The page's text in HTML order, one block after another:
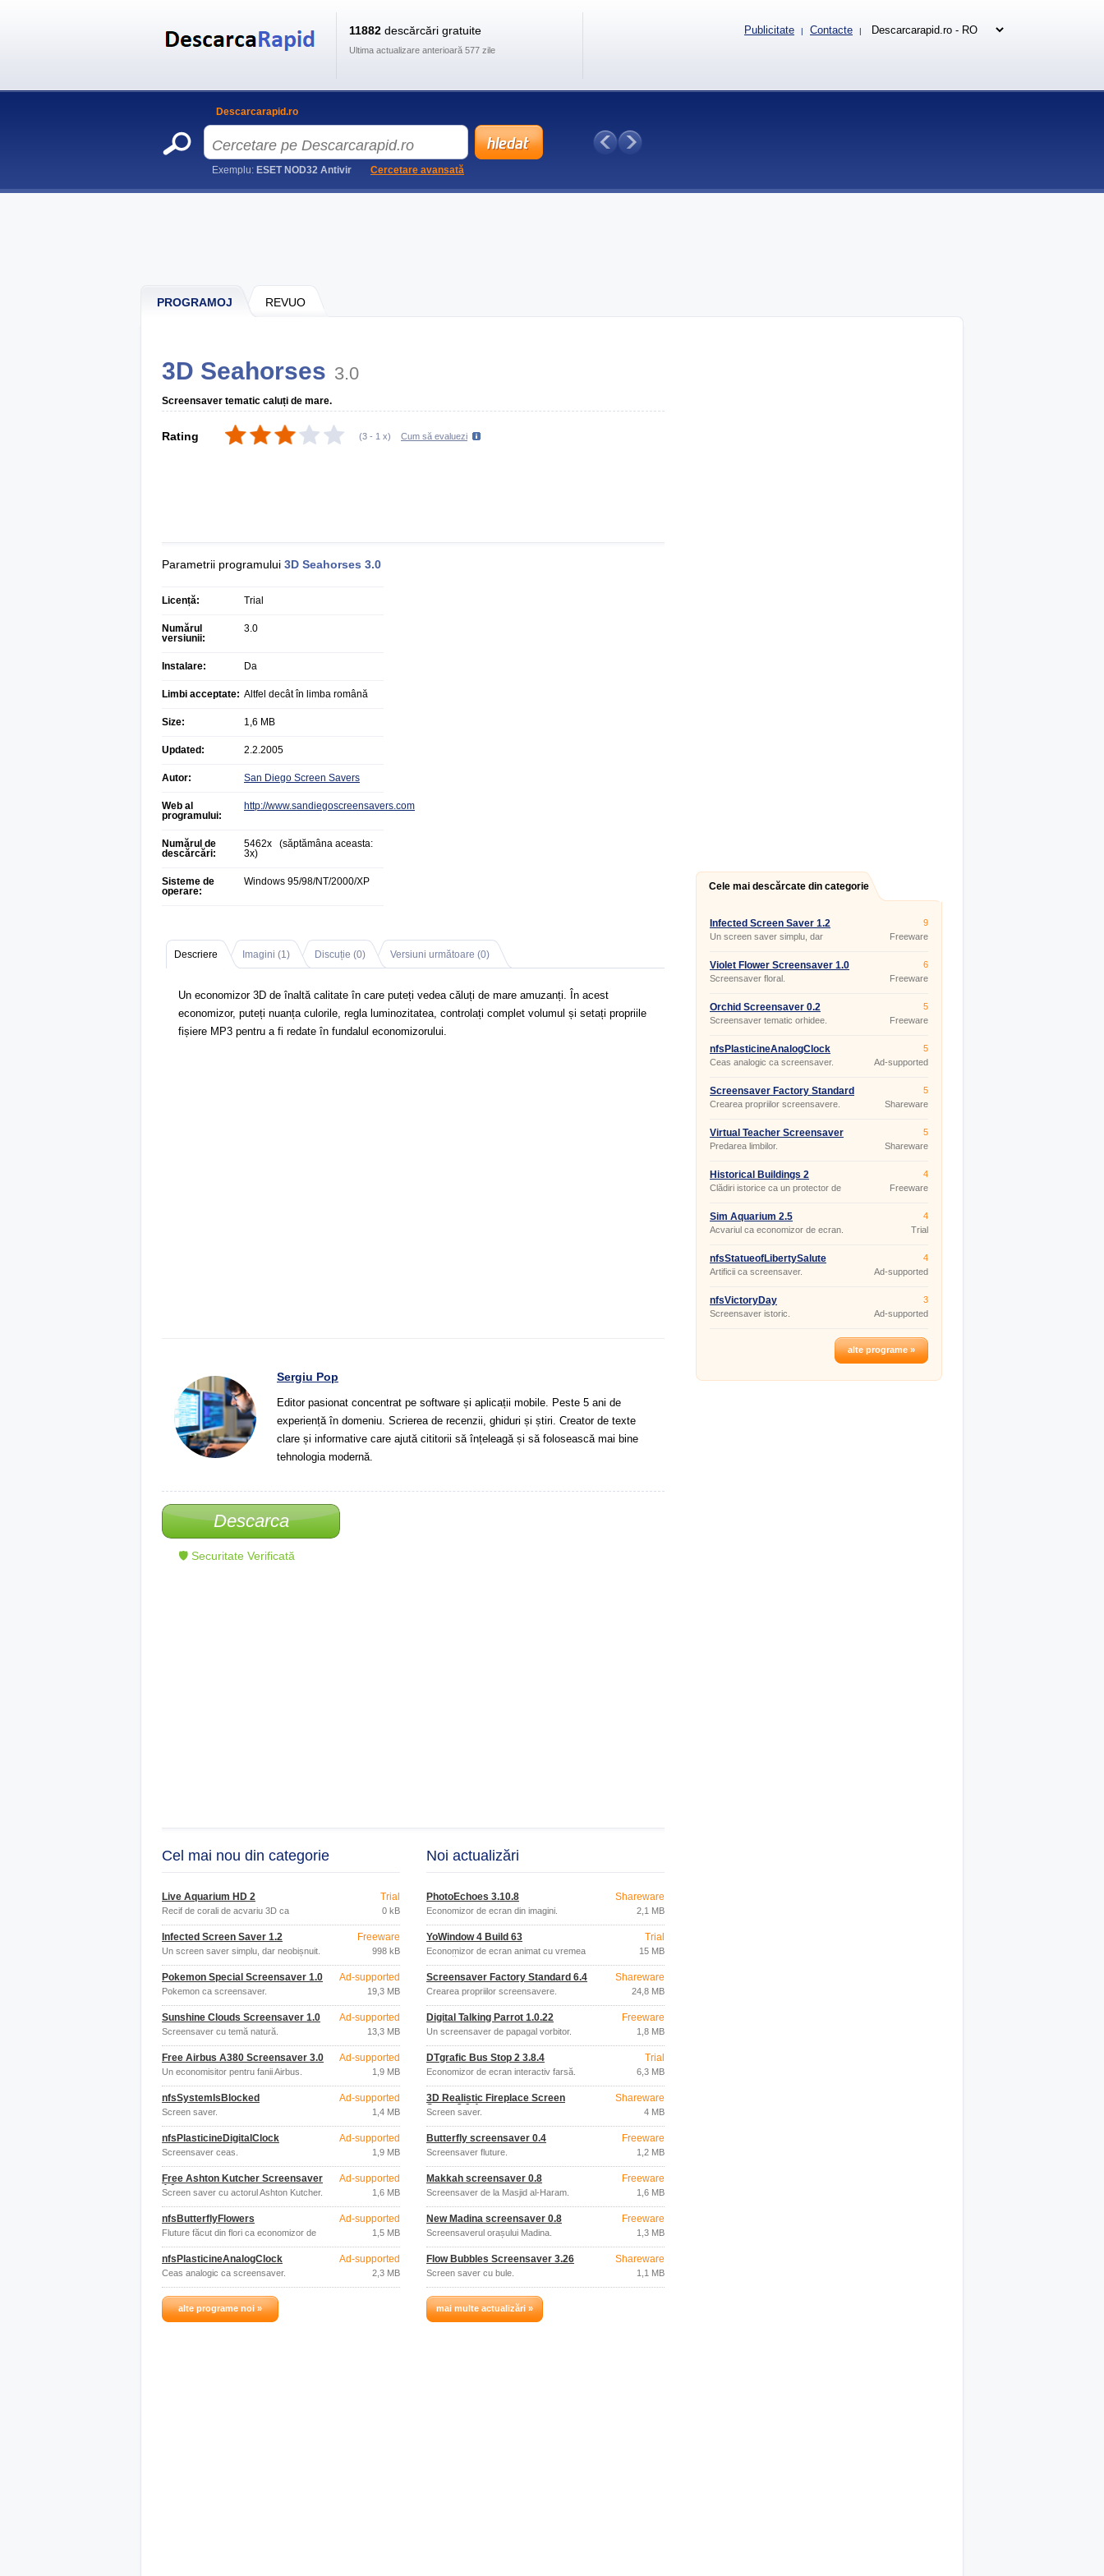
PROGRAMOJ REVUO
3D Seahorses 3.0
Screensaver tematic caluți de mare.
Rating (3 - 1 x) Cum să evaluezi
Parametrii programului 3D Seahorses 3.0
Licență: Trial
Numărul
versiunii:
3.0
Instalare: Da
Limbi acceptate: Altfel decât în limba română
Size: 1,6 MB
Updated: 2.2.2005
Autor: San Diego Screen Savers
Web al
programului:
http://www.sandiegoscreensavers.com
Numărul de
descărcări:
5462x (săptămâna aceasta:
3x)
Sisteme de
operare:
Windows 95/98/NT/2000/XP
Descriere Imagini (1) Discuție (0) Versiuni următoare (0)
Un economizor 3D de înaltă calitate în care puteți vedea căluți de mare amuzanți. În acest
economizor, puteți nuanța culorile, regla luminozitatea, controlați complet volumul și setați propriile
fișiere MP3 pentru a fi redate în fundalul economizorului.
Sergiu Pop
Editor pasionat concentrat pe software și aplicații mobile. Peste 5 ani de
experiență în domeniu. Scrierea de recenzii, ghiduri și știri. Creator de texte
clare și informative care ajută cititorii să înțeleagă și să folosească mai bine
tehnologia modernă.
Descarca
🛡 Securitate Verificată
Cel mai nou din categorie
Live Aquarium HD 2
Recif de corali de acvariu 3D ca
Trial
0 kB
Infected Screen Saver 1.2
Un screen saver simplu, dar neobișnuit.
Freeware
998 kB
Pokemon Special Screensaver 1.0
Pokemon ca screensaver.
Ad-supported
19,3 MB
Sunshine Clouds Screensaver 1.0
Screensaver cu temă natură.
Ad-supported
13,3 MB
Free Airbus A380 Screensaver 3.0
Un economisitor pentru fanii Airbus.
Ad-supported
1,9 MB
nfsSystemIsBlocked
Screen saver.
Ad-supported
1,4 MB
nfsPlasticineDigitalClock
Screensaver ceas.
Ad-supported
1,9 MB
Free Ashton Kutcher Screensaver
4.0
Screen saver cu actorul Ashton Kutcher.
Ad-supported
1,6 MB
nfsButterflyFlowers
Fluture făcut din flori ca economizor de
Ad-supported
1,5 MB
nfsPlasticineAnalogClock
Ceas analogic ca screensaver.
Ad-supported
2,3 MB
alte programe noi »
Noi actualizări
PhotoEchoes 3.10.8
Economizor de ecran din imagini.
Shareware
2,1 MB
YoWindow 4 Build 63
Economizor de ecran animat cu vremea
curentă.
Trial
15 MB
Screensaver Factory Standard 6.4
Crearea propriilor screensavere.
Shareware
24,8 MB
Digital Talking Parrot 1.0.22
Un screensaver de papagal vorbitor.
Freeware
1,8 MB
DTgrafic Bus Stop 2 3.8.4
Economizor de ecran interactiv farsă.
Trial
6,3 MB
3D Realistic Fireplace Screen
Saver 3.9.4
Screen saver.
Shareware
4 MB
Butterfly screensaver 0.4
Screensaver fluture.
Freeware
1,2 MB
Makkah screensaver 0.8
Screensaver de la Masjid al-Haram.
Freeware
1,6 MB
New Madina screensaver 0.8
Screensaverul orașului Madina.
Freeware
1,3 MB
Flow Bubbles Screensaver 3.26
Screen saver cu bule.
Shareware
1,1 MB
mai multe actualizări »
Cele mai descărcate din categorie
Infected Screen Saver 1.2
Un screen saver simplu, dar
9
Freeware
Violet Flower Screensaver 1.0
Screensaver floral.
6
Freeware
Orchid Screensaver 0.2
Screensaver tematic orhidee.
5
Freeware
nfsPlasticineAnalogClock
Ceas analogic ca screensaver.
5
Ad-supported
Screensaver Factory Standard
6.4
Crearea propriilor screensavere.
5
Shareware
Virtual Teacher Screensaver
2.63
Predarea limbilor.
5
Shareware
Historical Buildings 2
Screensaver
Clădiri istorice ca un protector de
4
Freeware
Sim Aquarium 2.5
Acvariul ca economizor de ecran.
4
Trial
nfsStatueofLibertySalute
Artificii ca screensaver.
4
Ad-supported
nfsVictoryDay
Screensaver istoric.
3
Ad-supported
alte programe »
11882 descărcări gratuite
Ultima actualizare anterioară 577 zile
Publicitate | Contacte |
Descarcarapid.ro
Exemplu: ESET NOD32 Antivir Cercetare avansată